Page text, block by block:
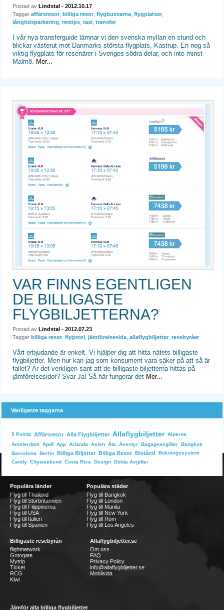
Postad avLindstal - 2012.10.17
Taggar affärsresor ,billiga resor ,flygbussarna ,flygplatser
långtidsparkering ,restips ,taxi ,transfer
I vår nya transferguide lämnar vi den svenska myllan en stund och
blickar västerut mot Danmarks största flygplats, Kastrup. En nog så
viktig flygplats för resenärer i Sveriges södra delar, och inte minst
Malmö.
Mer...
VAR FINNS EGENTLIGEN
DE BILLIGASTE
FLYGBILJETTERNA?
Postad avLindstal - 2012.07.23
Taggar billiga resor ,flygstol ,jämförelsesida ,allaflygbiljetter ,resebyråer
Vårt erbjudande är enkelt. Vi hjälper dig att hitta nätets billigaste
flygbiljetter. Men hur kan jag som konsument vara säker på att så är
fallet? Är det verkligen sant att de billigaste biljetterna hittas på
jämförelsesidor? Svar Ja! Så här fungerar det Mer...
Vanligaste taggarna
5 Pointz Affärsresor Alla Flygbiljetter Allaflygbiljetter Alperna
Amsterdam Apdf App Arlanda Asien Äta Äventyr Bagageavgifter Bangkok
Barcelona
Berlin Billiga Biljetter Billiga Resor Bistånd
Bokningssystem
Candy Cityweekend Costa Rica Design Dolda Avgifter
Populära länder
Flyg till Thailand
Flyg till Storbritannien
Flyg till Filippinerna
Flyg till USA
Flyg till Italien
Flyg till Spanien
Populära städer
Flyg till Bangkok
Flyg till London
Flyg till Manila
Flyg till New York
Flyg till Rom
Flyg till Los Angeles
Billigaste resebyrån
flightnetwork
Gotogate
Mytrip
Ticket
RCG
Kiwi
Allaflygbiljetter.se
Om oss
FAQ
Privacy Policy
info@allaflygbiljetter.se
Mobilsida
Jämför alla billiga flygbiljetter